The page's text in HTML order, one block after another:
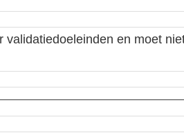
validatiedoeleinden en moet